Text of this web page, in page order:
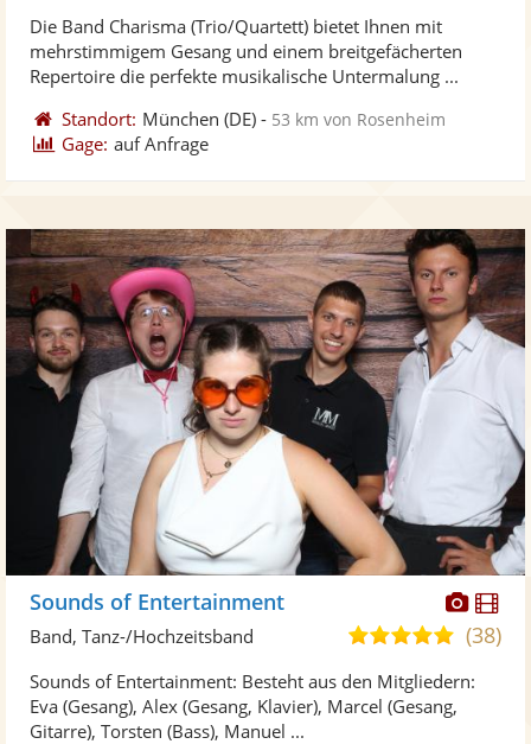
Die Band Charisma (Trio/Quartett) bietet Ihnen mit
mehrstimmigem Gesang und einem breitgefächerten
Repertoire die perfekte musikalische Untermalung ...
Standort: München (DE) - 53 km von Rosenheim
Gage: auf Anfrage
Fotos
Sounds of Entertainment
5,0
5
Sternen
(38)
Band, Tanz-/Hochzeitsband
Sounds of Entertainment: Besteht aus den Mitgliedern:
Eva (Gesang), Alex (Gesang, Klavier), Marcel (Gesang,
Gitarre), Torsten (Bass), Manuel ...